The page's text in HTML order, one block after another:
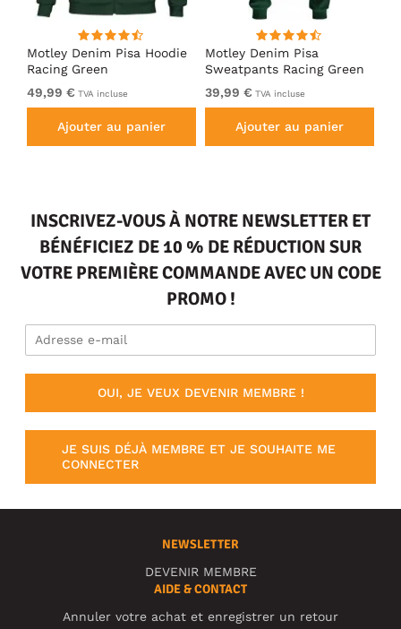
Motley Denim Pisa Hoodie
Racing Green
49,99 € TVA incluse
Ajouter au panier
Motley Denim Pisa
Sweatpants Racing Green
39,99 € TVA incluse
Ajouter au panier
INSCRIVEZ-VOUS À NOTRE NEWSLETTER ET
BÉNÉFICIEZ DE 10 % DE RÉDUCTION SUR
VOTRE PREMIÈRE COMMANDE AVEC UN CODE
PROMO !
OUI, JE VEUX DEVENIR MEMBRE !
JE SUIS DÉJÀ MEMBRE ET JE SOUHAITE ME
CONNECTER
NEWSLETTER
DEVENIR MEMBRE
AIDE & CONTACT
Annuler votre achat et enregistrer un retour